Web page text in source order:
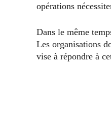
opérations
Dans le même
Les organisations
vise à répondre à